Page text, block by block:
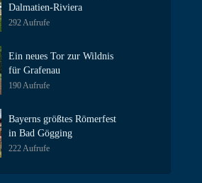
Dalmatien-Riviera
292 Aufrufe
Ein neues Tor zur Wildnis
für Grafenau
190 Aufrufe
Bayerns größtes Römerfest
in Bad Gögging
222 Aufrufe